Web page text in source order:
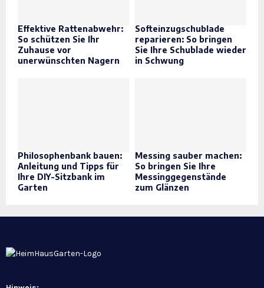
Effektive Rattenabwehr:
So schützen Sie Ihr
Zuhause vor
unerwünschten Nagern
Softeinzugschublade
reparieren: So bringen
Sie Ihre Schublade wieder
in Schwung
Philosophenbank bauen:
Anleitung und Tipps für
Ihre DIY-Sitzbank im
Garten
Messing sauber machen:
So bringen Sie Ihre
Messinggegenstände
zum Glänzen